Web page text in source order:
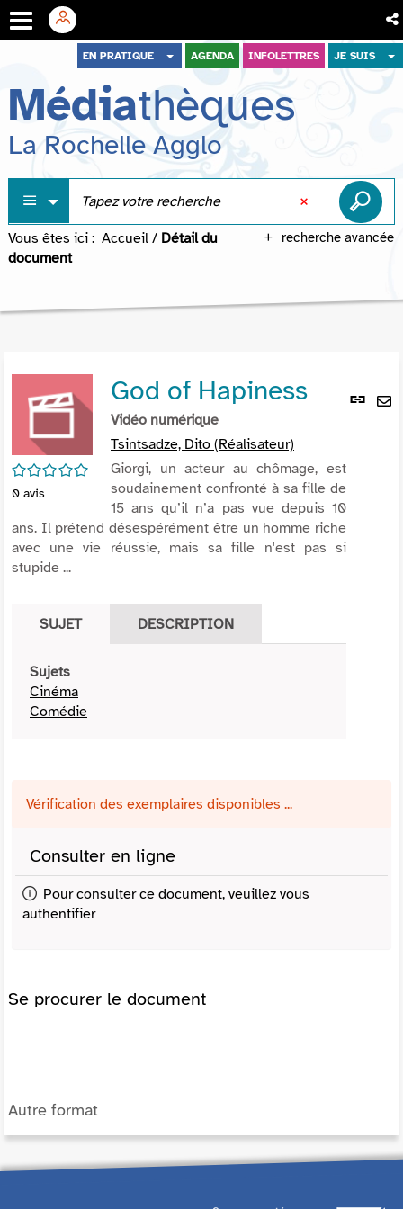
menu
contenu
recherche
EN PRATIQUE AGENDA INFOLETTRES JE SUIS
Médiathèques
La Rochelle Agglo
recherche avancée
Vous êtes ici : Accueil / Détail du
document
Lien
/5
0 avis
God of Hapiness
Vidéo numérique
Tsintsadze, Dito (Réalisateur)
Giorgi, un acteur au chômage, est
soudainement confronté à sa fille de
15 ans qu’il n’a pas vue depuis 10
ans. Il prétend désespérément être un homme riche
avec une vie réussie, mais sa fille n'est pas si
stupide ...
SUJET DESCRIPTION
Sujets
Cinéma
Comédie
Vérification des exemplaires disponibles ...
Consulter en ligne
Pour consulter ce document, veuillez vous
authentifier
Se procurer le document
Autre format